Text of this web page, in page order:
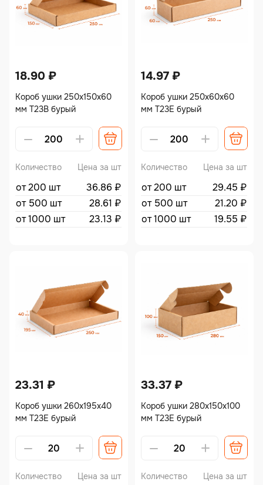
18.90 ₽
Короб ушки 250х150х60
мм Т23В бурый
Alternative:
Количество Цена за шт
от 200 шт 36.86 ₽
от 500 шт
28.61 ₽
от 1000 шт
23.13 ₽
14.97 ₽
Короб ушки 250х60х60
мм Т23Е бурый
Alternative:
Количество Цена за шт
от 200 шт 29.45 ₽
от 500 шт
21.20 ₽
от 1000 шт
19.55 ₽
23.31 ₽
Короб ушки 260х195х40
мм Т23Е бурый
Alternative:
Количество Цена за шт
33.37 ₽
Короб ушки 280х150х100
мм Т23Е бурый
Alternative:
Количество Цена за шт